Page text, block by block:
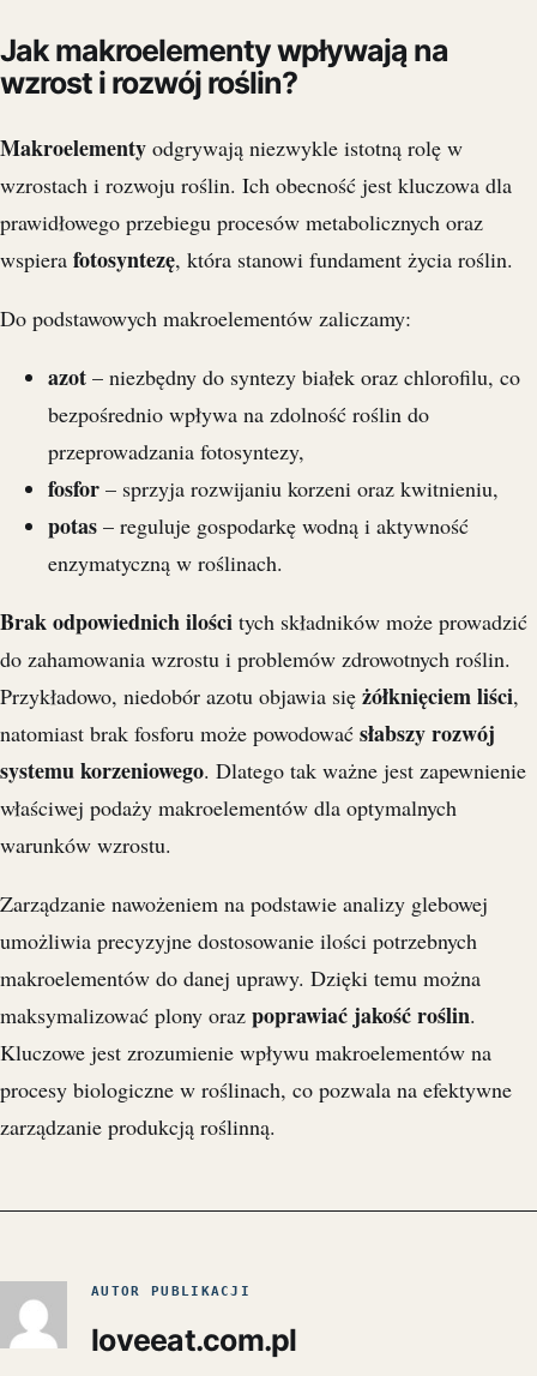
Jak makroelementy wpływają na
wzrost i rozwój roślin?
Makroelementy odgrywają niezwykle istotną rolę w
wzrostach i rozwoju roślin. Ich obecność jest kluczowa dla
prawidłowego przebiegu procesów metabolicznych oraz
wspiera fotosyntezę, która stanowi fundament życia roślin.
Do podstawowych makroelementów zaliczamy:
azot – niezbędny do syntezy białek oraz chlorofilu, co
bezpośrednio wpływa na zdolność roślin do
przeprowadzania fotosyntezy,
fosfor – sprzyja rozwijaniu korzeni oraz kwitnieniu,
potas – reguluje gospodarkę wodną i aktywność
enzymatyczną w roślinach.
Brak odpowiednich ilości tych składników może prowadzić
do zahamowania wzrostu i problemów zdrowotnych roślin.
Przykładowo, niedobór azotu objawia się żółknięciem liści,
natomiast brak fosforu może powodować słabszy rozwój
systemu korzeniowego. Dlatego tak ważne jest zapewnienie
właściwej podaży makroelementów dla optymalnych
warunków wzrostu.
Zarządzanie nawożeniem na podstawie analizy glebowej
umożliwia precyzyjne dostosowanie ilości potrzebnych
makroelementów do danej uprawy. Dzięki temu można
maksymalizować plony oraz poprawiać jakość roślin.
Kluczowe jest zrozumienie wpływu makroelementów na
procesy biologiczne w roślinach, co pozwala na efektywne
zarządzanie produkcją roślinną.
AUTOR PUBLIKACJI
loveeat.com.pl